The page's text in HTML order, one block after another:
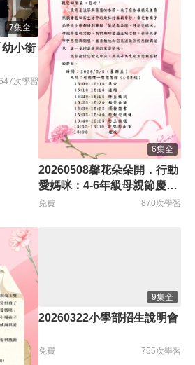
7集全
小銜
次學習
6集全
20260508馨花朵朵開．行動
愛媽咪：4-6年級母親節慶祝
活動
免費 870次學習
9集全
20260322小學部招生說明會
免費 755次學習